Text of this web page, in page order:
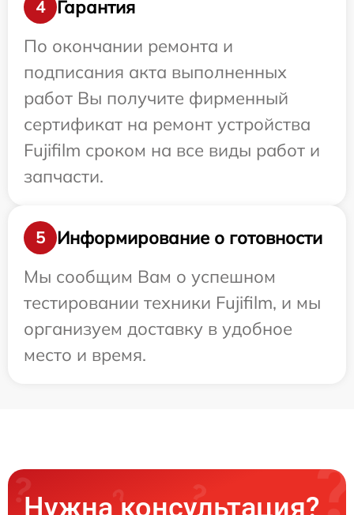
4
Гарантия
По окончании ремонта и
подписания акта выполненных
работ Вы получите фирменный
сертификат на ремонт устройства
Fujifilm сроком на все виды работ и
запчасти.
5
Информирование о готовности
Мы сообщим Вам о успешном
тестировании техники Fujifilm, и мы
организуем доставку в удобное
место и время.
Нужна консультация?